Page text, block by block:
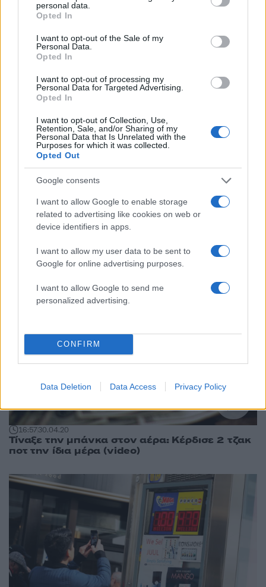
grant or deny consent to Google and its third-party tags to
use your data for below specified purposes in below Google
consent section.
personal data.
Opted In
I want to opt-out of the Sale of my
Personal Data.
Opted In
I want to opt-out of processing my
Personal Data for Targeted Advertising.
Opted In
I want to opt-out of Collection, Use,
Retention, Sale, and/or Sharing of my
Personal Data that Is Unrelated with the
Purposes for which it was collected.
Opted Out
Google consents
I want to allow Google to enable storage
related to advertising like cookies on web or
device identifiers in apps.
I want to allow my user data to be sent to
Google for online advertising purposes.
I want to allow Google to send me
personalized advertising.
CONFIRM
Data Deletion Data Access Privacy Policy
του Powerball –
Κληρώνει 1,6 δισεκ.
16:5730.04.20
Τίναξε την μπάνκα στον αέρα: Κέρδισε 2 τζακ
ποτ την ίδια μέρα (video)